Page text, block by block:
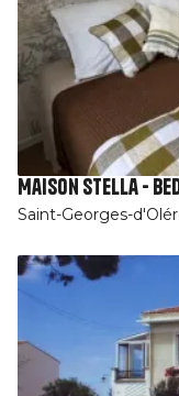
Maison Stella -
Saint-Georges-